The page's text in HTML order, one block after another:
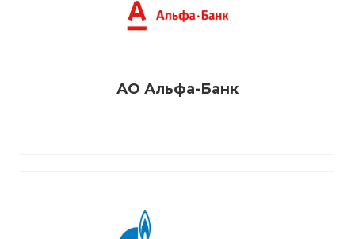
АО Альфа-Банк